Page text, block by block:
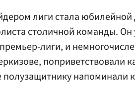
лиги стала
столичной команды. Он
лиги, и
поприветствовали
полузащитнику напоминали